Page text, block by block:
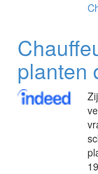
planten